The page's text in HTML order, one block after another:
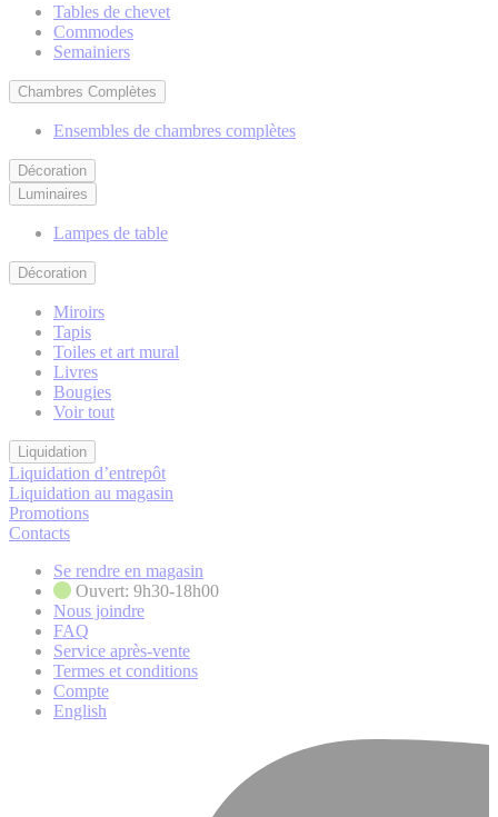
Tables de chevet
Commodes
Semainiers
Chambres Complètes
Ensembles de chambres complètes
Décoration
Luminaires
Lampes de table
Décoration
Miroirs
Tapis
Toiles et art mural
Livres
Bougies
Voir tout
Liquidation
Liquidation d’entrepôt
Liquidation au magasin
Promotions
Contacts
Se rendre en magasin
Ouvert: 9h30-18h00
Nous joindre
FAQ
Service après-vente
Termes et conditions
Compte
English